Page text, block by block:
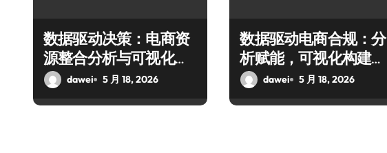
数据驱动决策：电商资
源整合分析与可视化实
战
dawei 5 月 18, 2026
数据驱动电商合规：分
析赋能，可视化构建风
控新防线
dawei 5 月 18, 2026